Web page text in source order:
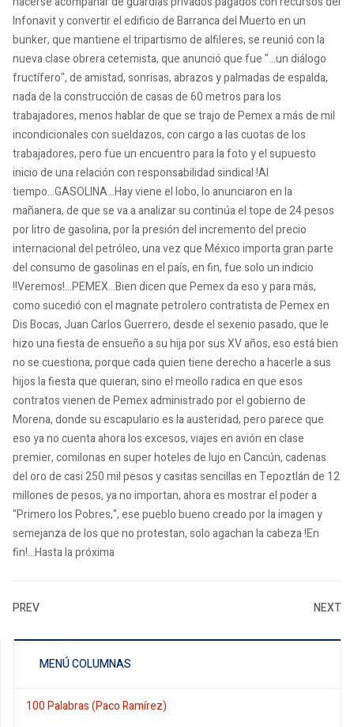
Infonavit y convertir el edificio de Barranca del Muerto en un
bunker, que mantiene el tripartismo de alfileres, se reunió con la
nueva clase obrera cetemista, que anunció que fue "...un diálogo
fructífero", de amistad, sonrisas, abrazos y palmadas de espalda,
nada de la construcción de casas de 60 metros para los
trabajadores, menos hablar de que se trajo de Pemex a más de mil
incondicionales con sueldazos, con cargo a las cuotas de los
trabajadores, pero fue un encuentro para la foto y el supuesto
inicio de una relación con responsabilidad sindical !Al
tiempo...GASOLINA...Hay viene el lobo, lo anunciaron en la
mañanera, de que se va a analizar su continúa el tope de 24 pesos
por litro de gasolina, por la presión del incremento del precio
internacional del petróleo, una vez que México importa gran parte
del consumo de gasolinas en el país, en fin, fue solo un indicio
!!Veremos!...PEMEX...Bien dicen que Pemex da eso y para más,
como sucedió con el magnate petrolero contratista de Pemex en
Dis Bocas, Juan Carlos Guerrero, desde el sexenio pasado, que le
hizo una fiesta de ensueño a su hija por sus XV años, eso está bien
no se cuestiona, porque cada quien tiene derecho a hacerle a sus
hijos la fiesta que quieran, sino el meollo radica en que esos
contratos vienen de Pemex administrado por el gobierno de
Morena, donde su escapulario es la austeridad, pero parece que
eso ya no cuenta ahora los excesos, viajes en avión en clase
premier, comilonas en super hoteles de lujo en Cancún, cadenas
del oro de casi 250 mil pesos y casitas sencillas en Tepoztlán de 12
millones de pesos, ya no importan, ahora es mostrar el poder a
"Primero los Pobres,", ese pueblo bueno creado por la imagen y
semejanza de los que no protestan, solo agachan la cabeza !En
fin!...Hasta la próxima
PREV NEXT
MENÚ COLUMNAS
100 Palabras (Paco Ramírez)